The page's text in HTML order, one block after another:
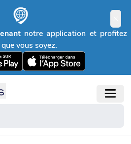
notre application et profitez
vous soyez.